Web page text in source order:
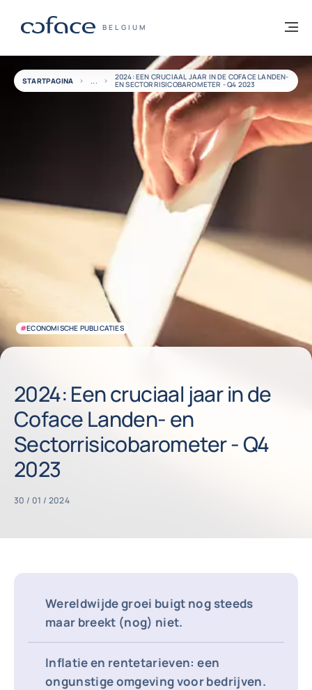
COFACE, FOR TRADE - GROEP WEBSITE
BELGIUM
Terug naar startpagina
#ECONOMISCHE PUBLICATIES
STARTPAGINA 2024: EEN CRUCIAAL JAAR IN DE COFACE LANDEN-
EN SECTORRISICOBAROMETER - Q4 2023
2024: Een cruciaal jaar in de
Coface Landen- en
Sectorrisicobarometer - Q4
2023
30 / 01 / 2024
Wereldwijde groei buigt nog steeds
maar breekt (nog) niet.
Inflatie en rentetarieven: een
ongunstige omgeving voor bedrijven.